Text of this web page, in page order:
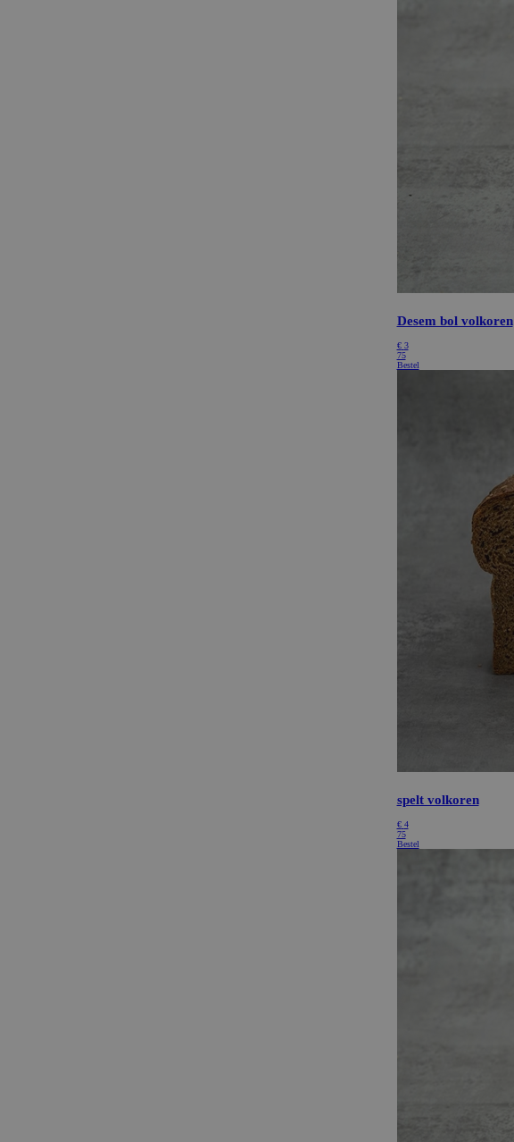
Desem bol volkoren
€ 3
75
Bestel
spelt volkoren
€ 4
75
Bestel